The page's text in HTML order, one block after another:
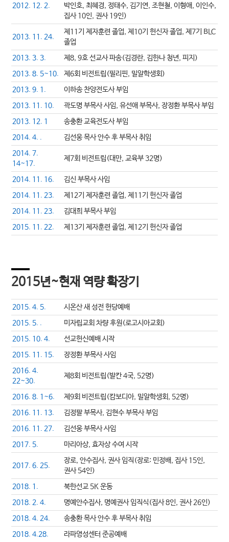
2012. 12. 2.
박인호, 최혜경, 정태수, 김기연, 조현철, 이형애, 이인수,
집사 10인, 권사 19인)
2013. 11. 24.
제11기 제자훈련 졸업, 제10기 헌신자 졸업, 제7기 BLC
졸업
2013. 3. 3.
제8, 9호 선교사 파송(김경란, 김한나 청년, 피지)
2013. 8. 5~10.
제6회 비전트립(필리핀, 밀알학생회)
2013. 9. 1.
이하송 찬양전도사 부임
2013. 11. 10.
곽도명 부목사 사임, 유선애 부목사, 장정환 부목사 부임
2013. 12. 1
송충환 교육전도사 부임
2014. 4. .
김선웅 목사 안수 후 부목사 취임
2014. 7.
14~17.
제7회 비전트립(대만, 교육부 32명)
2014. 11. 16.
김신 부목사 사임
2014. 11. 23.
제12기 제자훈련 졸업, 제11기 헌신자 졸업
2014. 11. 23.
김대희 부목사 부임
2015. 11. 22.
제13기 제자훈련 졸업, 제12기 헌신자 졸업
2015년~현재 역량 확장기
2015. 4. 5.
시온산 새 성전 헌당예배
2015. 5. .
미자립교회 차량 후원(로고시아교회)
2015. 10. 4.
선교헌신예배 시작
2015. 11. 15.
장정환 부목사 사임
2016. 4.
22~30.
제8회 비전트립(발칸 4국, 52명)
2016. 8. 1~6.
제9회 비전트립(캄보디아, 밀알학생회, 52명)
2016. 11. 13.
김정팔 부목사, 김현수 부목사 부임
2016. 11. 27.
김선웅 부목사 사임
2017. 5.
마리아상, 효자상 수여 시작
2017. 6. 25.
장로, 안수집사, 권사 임직(장로: 민정배, 집사 15인,
권사 54인)
2018. 1.
북한선교 5K 운동
2018. 2. 4.
명예안수집사, 명예권사 임직식(집사 8인, 권사 26인)
2018. 4. 24.
송충환 목사 안수 후 부목사 취임
2018. 4.28.
라파영성센터 준공예배